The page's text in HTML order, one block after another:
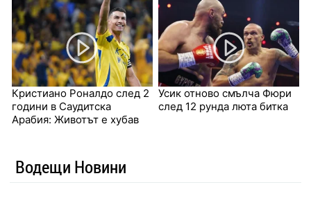
Кристиано Роналдо след 2
години в Саудитска
Арабия: Животът е хубав
Усик отново смълча Фюри
след 12 рунда люта битка
Водещи Новини